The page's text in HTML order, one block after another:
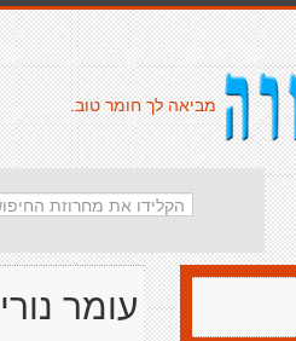
מביאה לך חומר טוב.
עומר נורי